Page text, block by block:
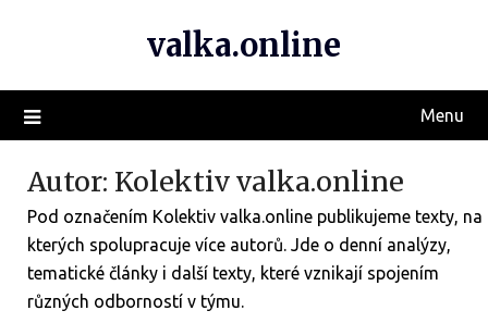
valka.online
Menu
Autor: Kolektiv valka.online
Pod označením Kolektiv valka.online publikujeme texty, na
kterých spolupracuje více autorů. Jde o denní analýzy,
tematické články i další texty, které vznikají spojením
různých odborností v týmu.